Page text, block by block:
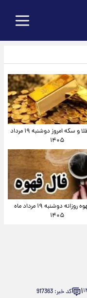
قیمت طلا و سکه امروز دوشنبه ۱۹ مرداد
۱۴۰۵
فال قهوه روزانه دوشنبه ۱۹ مرداد ماه
۱۴۰۵
۱ کد خبر: 917363